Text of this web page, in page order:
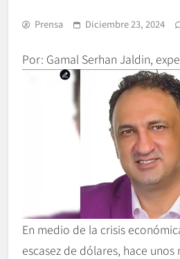
Prensa Diciembre 23, 2024
Por: Gamal Serhan Jaldin,
En medio de la crisis
escasez de dólares, hace